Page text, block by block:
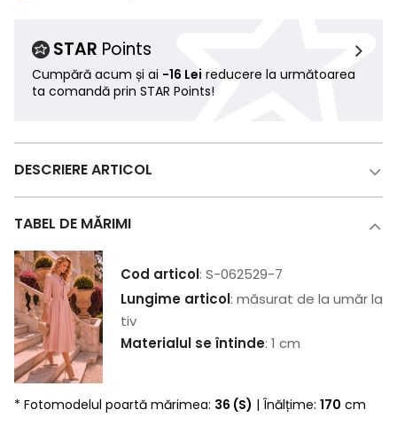
STAR Points
Cumpără acum și ai -16 Lei reducere la următoarea
ta comandă prin STAR Points!
DESCRIERE ARTICOL
TABEL DE MĂRIMI
Cod articol: S-062529-7
Lungime articol: măsurat de la umăr la
tiv
Materialul se întinde: 1 cm
* Fotomodelul poartă mărimea: 36 (S) | Înălțime: 170 cm